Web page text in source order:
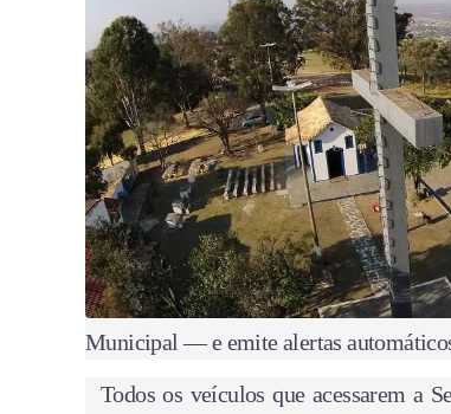
Municipal — e emite alertas
Todos os veículos que acessarem a